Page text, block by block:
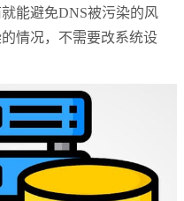
能避免DNS被污染的风
情况，不需要改系统设